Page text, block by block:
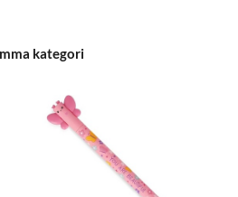
kategori